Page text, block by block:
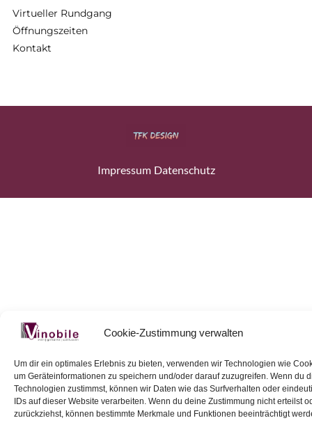
Cookie-Zustimmung verwalten
Um dir ein optimales Erlebnis zu bieten, verwenden wir Technologien wie
um Geräteinformationen zu speichern und/oder darauf zuzugreifen. Wenn du
Technologien zustimmst, können wir Daten wie das Surfverhalten oder
IDs auf dieser Website verarbeiten. Wenn du deine Zustimmung nicht erteilst
zurückziehst, können bestimmte Merkmale und Funktionen beeinträchtigt
Virtueller Rundgang
Öffnungszeiten
Kontakt
Impressum Datenschutz